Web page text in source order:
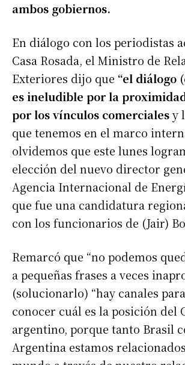
ambos gobiernos.
En diálogo con los periodistas
Casa Rosada, el Ministro de
Exteriores dijo que “el diálogo
es ineludible por la
por los vínculos comercialesy
que tenemos en el marco
olvidemos que este lunes
elección del nuevo director
Agencia Internacional de
que fue una candidatura
con los funcionarios de (Jair)
Remarcó que “no podemos
a pequeñas frases a veces
(solucionarlo) “hay canales
conocer cuál es la posición del
argentino, porque tanto Brasil
Argentina estamos